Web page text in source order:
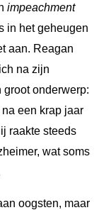
impeachment
in het geheugen
aan. Reagan
na zijn
groot onderwerp:
een krap jaar
raakte steeds
wat soms
oogsten, maar